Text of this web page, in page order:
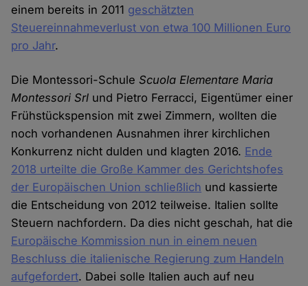
einem bereits in 2011 geschätzten
Steuereinnahmeverlust von etwa 100 Millionen Euro
pro Jahr.
Die Montessori-SchuleScuola Elementare Maria
Montessori Srl und Pietro Ferracci, Eigentümer einer
Frühstückspension mit zwei Zimmern, wollten die
noch vorhandenen Ausnahmen ihrer kirchlichen
Konkurrenz nicht dulden und klagten 2016. Ende
2018 urteilte die Große Kammer des Gerichtshofes
der Europäischen Union schließlich und kassierte
die Entscheidung von 2012 teilweise. Italien sollte
Steuern nachfordern. Da dies nicht geschah, hat die
Europäische Kommission nun in einem neuen
Beschluss die italienische Regierung zum Handeln
aufgefordert. Dabei solle Italien auch auf neu